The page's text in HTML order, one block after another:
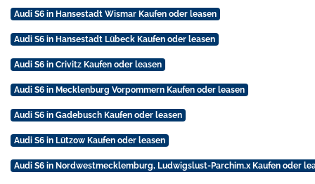
Audi S6 in Hansestadt Wismar Kaufen oder leasen
Audi S6 in Hansestadt Lübeck Kaufen oder leasen
Audi S6 in Crivitz Kaufen oder leasen
Audi S6 in Mecklenburg Vorpommern Kaufen oder leasen
Audi S6 in Gadebusch Kaufen oder leasen
Audi S6 in Lützow Kaufen oder leasen
Audi S6 in Nordwestmecklemburg, Ludwigslust-Parchim,x Kaufen oder